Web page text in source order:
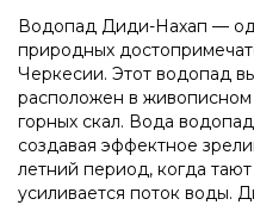
Водопад Диди-Нахап —
природных
Черкесии. Этот водопад
расположен в живописном
горных скал. Вода
создавая эффектное
летний период, когда
усиливается поток воды.